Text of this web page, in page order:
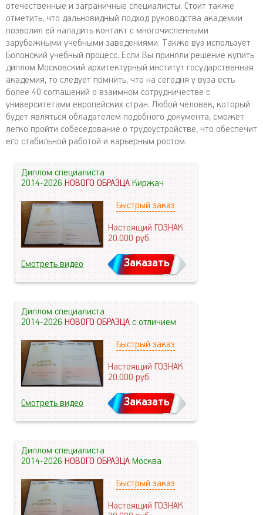
отечественные и заграничные специалисты. Стоит также
отметить, что дальновидный подход руководства академии
позволил ей наладить контакт с многочисленными
зарубежными учебными заведениями. Также вуз использует
Болонский учебный процесс. Если Вы приняли решение купить
диплом Московский архитектурный институт государственная
академия, то следует помнить, что на сегодня у вуза есть
более 40 соглашений о взаимном сотрудничестве с
университетами европейских стран. Любой человек, который
будет являться обладателем подобного документа, сможет
легко пройти собеседование о трудоустройстве, что обеспечит
его стабильной работой и карьерным ростом.
Диплом специалиста
2014-2026НОВОГО ОБРАЗЦАКиржач
Быстрый заказ
Настоящий ГОЗНАК
20.000руб.
Смотреть видео Заказать
Диплом специалиста
2014-2026НОВОГО ОБРАЗЦАс отличием
Быстрый заказ
Настоящий ГОЗНАК
20.000руб.
Смотреть видео Заказать
Диплом специалиста
2014-2026НОВОГО ОБРАЗЦАМосква
Быстрый заказ
Настоящий ГОЗНАК